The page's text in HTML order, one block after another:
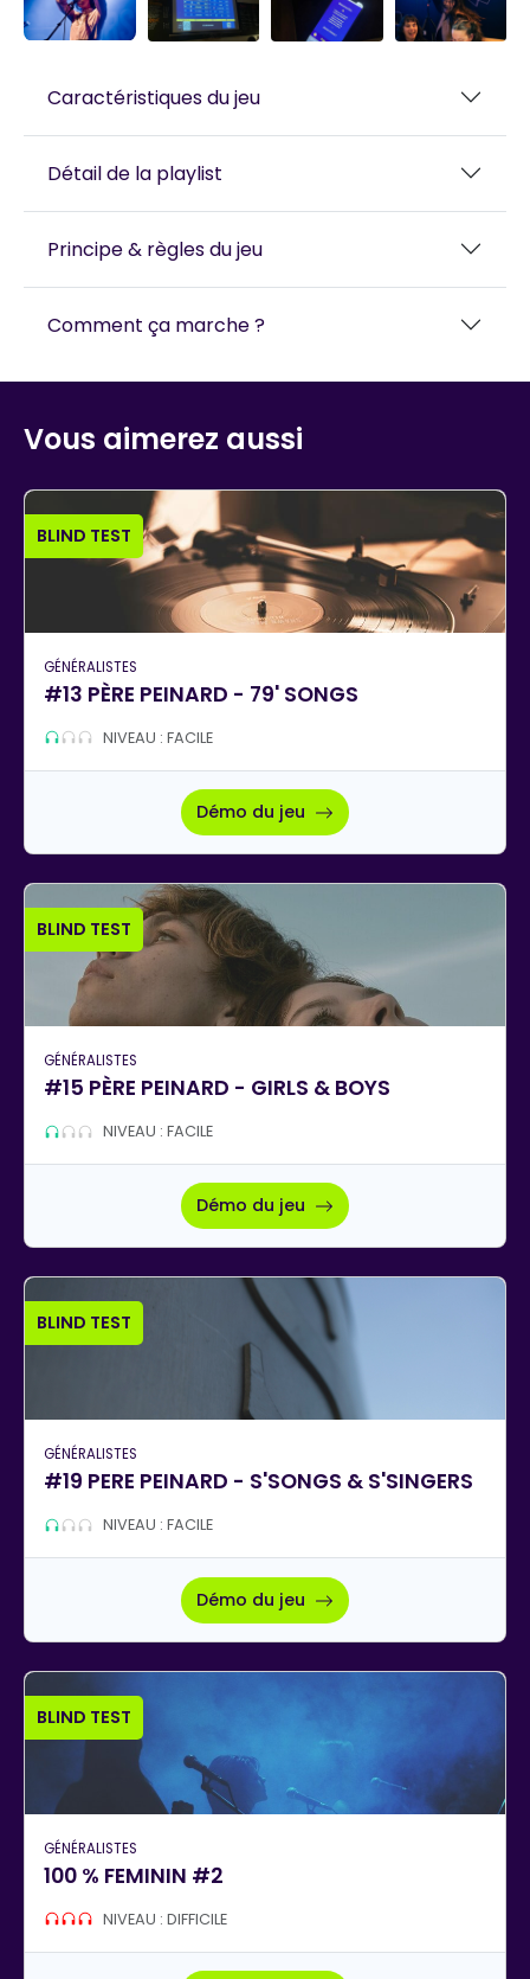
Caractéristiques du jeu
Détail de la playlist
Principe & règles du jeu
Comment ça marche ?
Vous aimerez aussi
BLIND TEST
GÉNÉRALISTES
#13 PÈRE PEINARD - 79' SONGS
NIVEAU : FACILE
Démo du jeu
BLIND TEST
GÉNÉRALISTES
#15 PÈRE PEINARD - GIRLS & BOYS
NIVEAU : FACILE
Démo du jeu
BLIND TEST
GÉNÉRALISTES
#19 PERE PEINARD - S'SONGS & S'SINGERS
NIVEAU : FACILE
Démo du jeu
BLIND TEST
GÉNÉRALISTES
100 % FEMININ #2
NIVEAU : DIFFICILE